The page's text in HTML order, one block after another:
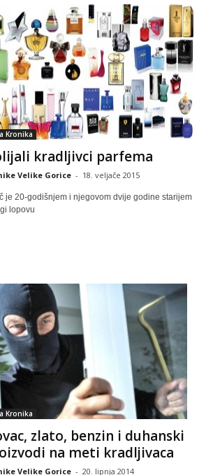
Kronika
kradljivci parfema
Velike Gorice - 18. veljače 2015
je 20-godišnjem i njegovom dvije godine starijem
lopovu
Kronika
zlato, benzin i duhanski
na meti kradljivaca
Velike Gorice - 20. lipnja 2014